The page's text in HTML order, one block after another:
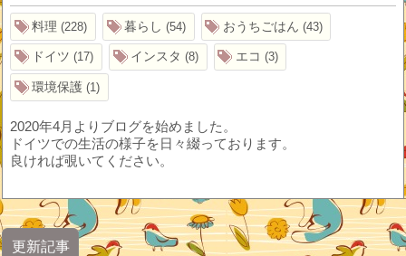
料理 228 暮らし 54 おうちごはん 43
ドイツ 17 インスタ 8 エコ 3
環境保護 1
2020年4月よりブログを始めました。
ドイツでの生活の様子を日々綴っております。
良ければ覗いてください。
更新記事